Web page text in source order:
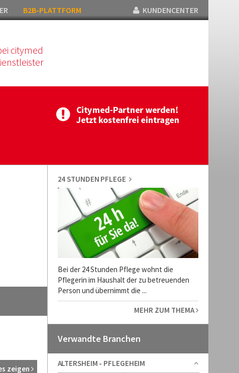
B2B-PLATTFORM KUNDENCENTER
citymed
zeigen
24 STUNDEN PFLEGE
Bei der 24 Stunden Pflege wohnt die
Pflegerin im Haushalt der zu betreuenden
Person und übernimmt die ...
MEHR ZUM THEMA
Verwandte Branchen
ALTERSHEIM - PFLEGEHEIM